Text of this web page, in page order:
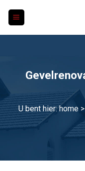
U bent hier:home>